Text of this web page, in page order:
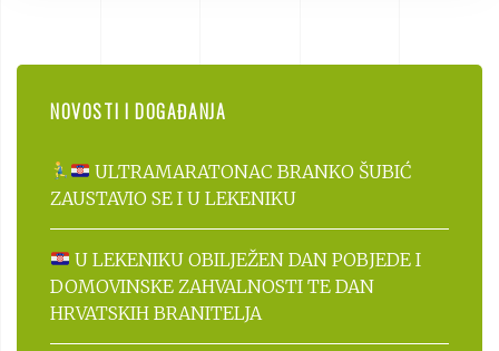
NOVOSTI I DOGAĐANJA
ULTRAMARATONAC BRANKO ŠUBIĆ
ZAUSTAVIO SE I U LEKENIKU
U LEKENIKU OBILJEŽEN DAN POBJEDE I
DOMOVINSKE ZAHVALNOSTI TE DAN
HRVATSKIH BRANITELJA